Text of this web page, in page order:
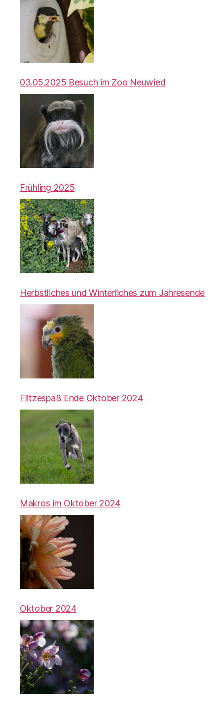
03.05.2025 Besuch im Zoo Neuwied
Frühling 2025
Herbstliches und Winterliches zum Jahresende
Flitzespaß Ende Oktober 2024
Makros im Oktober 2024
Oktober 2024